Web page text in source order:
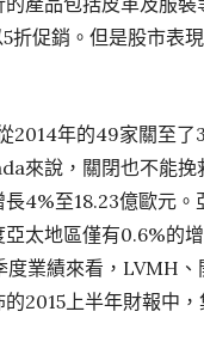
促銷。但是股市表
2014年的49家關至
來說，關閉也不能挽
4%至18.23億歐元
太地區僅有0.6%的
度業績來看，LVMH
的2015上半年財報中